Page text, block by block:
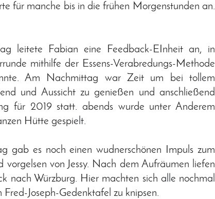
für manche bis in die frühen Morgenstunden an.
leitete Fabian eine Feedback-EInheit an, in
mithilfe der Essens-Verabredungs-Methode
Am Nachmittag war Zeit um bei tollem
und Aussicht zu genießen und anschließend
für 2019 statt. abends wurde unter Anderem
Hütte gespielt.
gab es noch einen wudnerschönen Impuls zum
von Jessy. Nach dem Aufräumen liefen
nach Würzburg. Hier machten sich alle nochmal
Joseph-Gedenktafel zu knipsen.